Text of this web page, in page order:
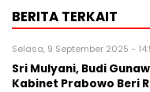
BERITA TERKAIT
Selasa, 9 September 2025 -
Sri Mulyani, Budi
Kabinet Prabowo Beri